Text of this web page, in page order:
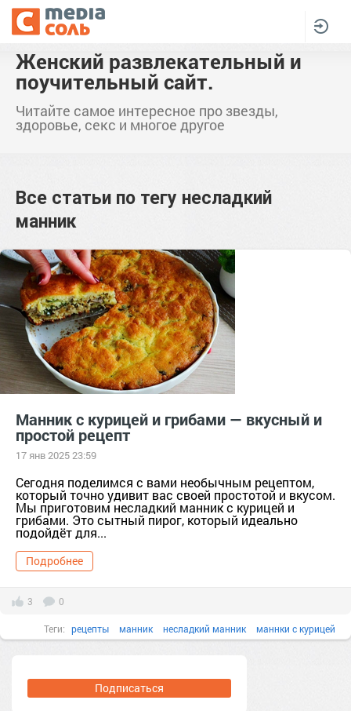
Женский развлекательный и
поучительный сайт.
Читайте самое интересное про звезды,
здоровье, секс и многое другое
Все статьи по тегу несладкий
манник
Манник с курицей и грибами — вкусный и
простой рецепт
17 янв 2025 23:59
Сегодня поделимся с вами необычным рецептом,
который точно удивит вас своей простотой и вкусом.
Мы приготовим несладкий манник с курицей и
грибами. Это сытный пирог, который идеально
подойдёт для...
Подробнее
3 0
Теги: рецепты манник несладкий манник маннки с курицей
Подписаться